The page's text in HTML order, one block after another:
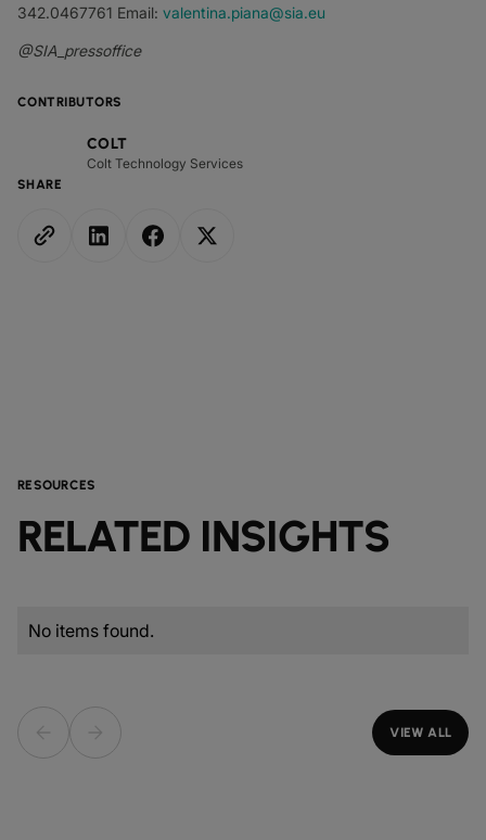
CONTRIBUTORS
COLT
Colt Technology Services
SHARE
342.0467761 Email: valentina.piana@sia.eu
@SIA_pressoffice
RESOURCES
RELATED INSIGHTS
No items found.
VIEW ALL